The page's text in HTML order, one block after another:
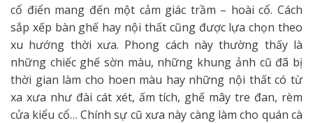
cổ điển mang đến một cảm giác trầm – hoài cổ. Cách
sắp xếp bàn ghế hay nội thất cũng được lựa chọn theo
xu hướng thời xưa. Phong cách này thường thấy là
những chiếc ghế sờn màu, những khung ảnh cũ đã bị
thời gian làm cho hoen màu hay những nội thất có từ
xa xưa như đài cát xét, ấm tích, ghế mây tre đan, rèm
cửa kiểu cổ… Chính sự cũ xưa này càng làm cho quán cà